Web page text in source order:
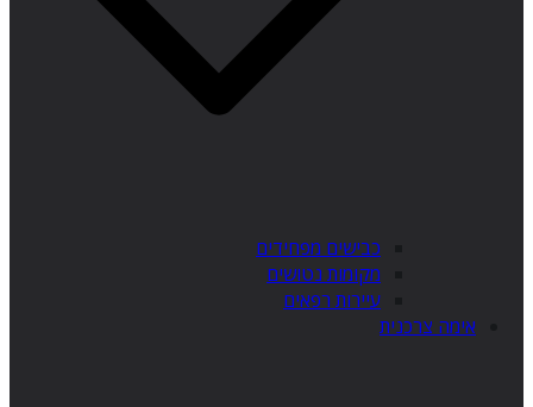
כבישים מפחידים
מקומות נטושים
עיירות רפאים
אימה צרכנית